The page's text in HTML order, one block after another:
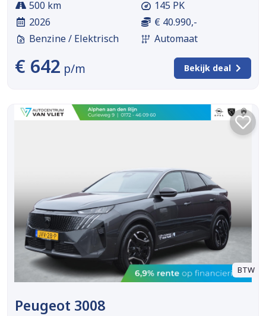
500 km
2026
Benzine / Elektrisch
145 PK
€ 40.990,-
Automaat
€ 642 p/m Bekijk deal
BTW
Peugeot 3008